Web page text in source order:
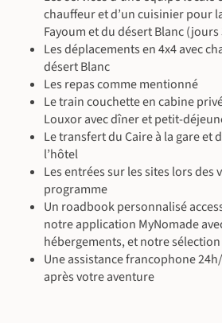
chauffeur et d’un cuisinier pour
Fayoum et du désert Blanc (jours
Les déplacements en 4x4 avec
désert Blanc
Les repas comme mentionné
Le train couchette en cabine
Louxor avec dîner et petit-
Le transfert du Caire à la gare et
l’hôtel
Les entrées sur les sites lors des
programme
Un roadbook personnalisé
notre application MyNomade
hébergements, et notre
Une assistance francophone
après votre aventure